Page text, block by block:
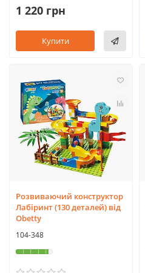
1 220 грн
Купити
Розвиваючий конструктор
Лабіринт (130 деталей) від
Obetty
104-348